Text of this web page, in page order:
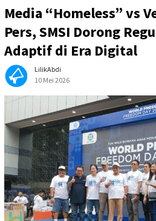
Media “Homeless” vs
Pers, SMSI Dorong
Adaptif di Era Digital
LilikAbdi
10 Mei 2026